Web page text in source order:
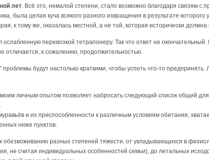
лет . Всё это, немалой степени, стало возможно благодаря связям с
была целая куча всякого разного извращения в результате
к тому же, оказалась местной, а не той, которая исторически должна
перевозкой тетрапонеру. Так что ответ не
отличается, к сожалению, продолжительностью.
проблемы будут настолько краткими, чтобы успеть что-то
личным опытом позволяет набросать следующий список общий
и их приспособленности к различным условиям обитания,
ниже пунктов.
разных степеней тяжести, от укладывающихся в
не считая индивидуальных особенностей семьи), до летальных